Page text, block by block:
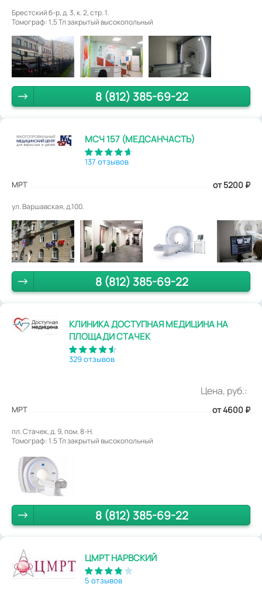
Брестский б-р, д. 3, к. 2, стр. 1.
Томограф: 1,5 Тл закрытый высокопольный
8 (812) 385-69-22
МСЧ 157 (МЕДСАНЧАСТЬ)
137 отзывов
МРТ от 5200 ₽
ул. Варшавская, д.100.
8 (812) 385-69-22
КЛИНИКА ДОСТУПНАЯ МЕДИЦИНА НА
ПЛОЩАДИ СТАЧЕК
329 отзывов
Цена, руб.:
МРТ от 4600 ₽
пл. Стачек, д. 9, пом. 8-Н.
Томограф: 1.5 Тл закрытый высокопольный
8 (812) 385-69-22
ЦМРТ НАРВСКИЙ
5 отзывов